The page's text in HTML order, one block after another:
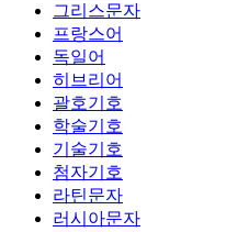
그리스문자
프랑스어
독일어
히브리어
괄호기호
학술기호
기술기호
첨자기호
라틴문자
러시아문자